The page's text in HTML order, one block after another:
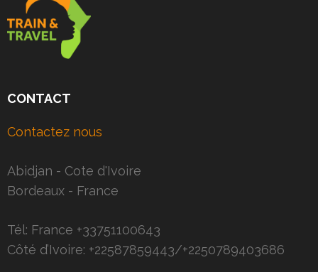
CONTACT
Contactez nous
Abidjan - Cote d'Ivoire
Bordeaux - France
Tél: France +33751100643
Côté d’Ivoire: +22587859443/+2250789403686